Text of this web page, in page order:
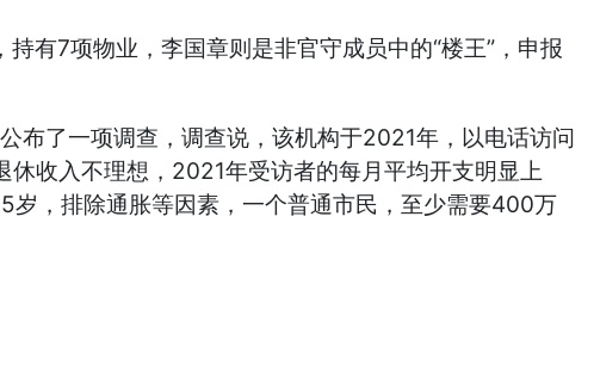
有7项物业，李国章则是非官守成员中的“楼王”，申报
了一项调查，调查说，该机构于2021年，以电话访问
收入不理想，2021年受访者的每月平均开支明显上
，排除通胀等因素，一个普通市民，至少需要400万